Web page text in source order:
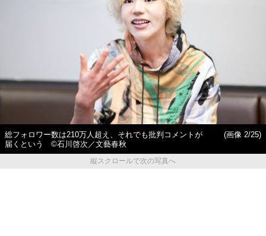
総フォロワー数は210万人超え、それでも批判コメントが
届くという ©石川啓次／文藝春秋
(画像 2/25)
縦スクロールで次の写真へ